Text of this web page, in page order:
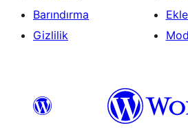
Barındırma
Gizlilik